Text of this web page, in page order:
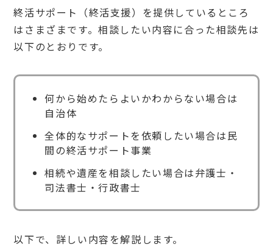
終活サポート（終活支援）を提供しているところ
はさまざまです。相談したい内容に合った相談先は
以下のとおりです。
何から始めたらよいかわからない場合は
自治体
全体的なサポートを依頼したい場合は民
間の終活サポート事業
相続や遺産を相談したい場合は弁護士・
司法書士・行政書士
以下で、詳しい内容を解説します。